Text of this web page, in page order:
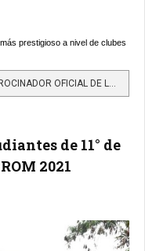
prestigioso a nivel de clubes
de 11° de
2021